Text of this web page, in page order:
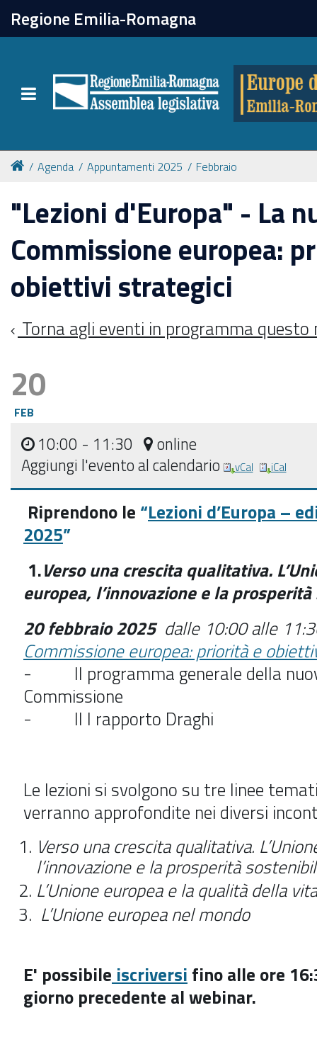
Regione Emilia-Romagna
Toggle navigation
chiudi
Attività
Formazione
Eventi
Tutte le notizie
Newsletter
Agenda Appuntamenti 2025 Febbraio
"Lezioni d'Europa" - La
Commissione europea:
obiettivi strategici
Torna agli eventi in programma questo
20
FEB
10:00 - 11:30
online
Aggiungi l'evento al calendario
vCal iCal
Riprendono le “Lezioni d’Europa –
2025”
1.Verso una crescita qualitativa.
europea, l’innovazione e la
20 febbraio 2025dalle 10:00 alle
Commissione europea: priorità e
- Il programma generale della
Commissione
- Il l rapporto Draghi
Le lezioni si svolgono su tre linee
verranno approfondite nei diversi
Verso una crescita qualitativa.
l’innovazione e la prosperità
L’Unione europea e la qualità della vita
L’Unione europea nel mondo
E' possibile iscriversi fino alle ore
giorno precedente al webinar.